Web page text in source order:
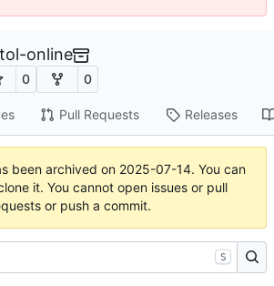
online
0 0
Pull Requests Releases
been archived on 2025-07-14. You can
it. You cannot open issues or pull
or push a commit.
S